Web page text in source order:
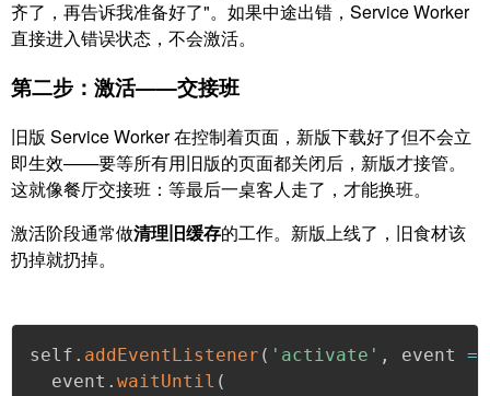
齐了，再告诉我准备好了"。如果中途出错，Service Worker
直接进入错误状态，不会激活。
第二步：激活——交接班
旧版 Service Worker 在控制着页面，新版下载好了但不会立
即生效——要等所有用旧版的页面都关闭后，新版才接管。
这就像餐厅交接班：等最后一桌客人走了，才能换班。
激活阶段通常做清理旧缓存的工作。新版上线了，旧食材该
扔掉就扔掉。
self . addEventListener ( 'activate' , event =
  event
. waitUntil (